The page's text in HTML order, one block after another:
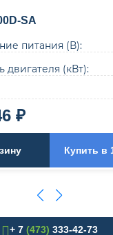
SA
питания (В):
двигателя (кВт):
₽
Купить в
+ 7 (473) 333-42-73